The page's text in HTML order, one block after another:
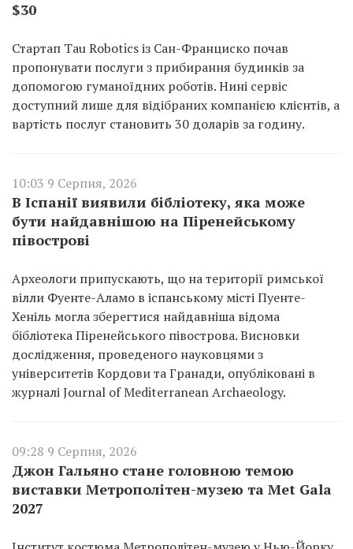
$30
Стартап Tau Robotics із Сан-Франциско почав
пропонувати послуги з прибирання будинків за
допомогою гуманоїдних роботів. Нині сервіс
доступний лише для відібраних компанією клієнтів, а
вартість послуг становить 30 доларів за годину.
10:03 9 Серпня, 2026
В Іспанії виявили бібліотеку, яка може
бути найдавнішою на Піренейському
півострові
Археологи припускають, що на території римської
вілли Фуенте-Аламо в іспанському місті Пуенте-
Хеніль могла зберегтися найдавніша відома
бібліотека Піренейського півострова. Висновки
дослідження, проведеного науковцями з
університетів Кордови та Гранади, опубліковані в
журналі Journal of Mediterranean Archaeology.
09:28 9 Серпня, 2026
Джон Гальяно стане головною темою
виставки Метрополітен-музею та Met Gala
2027